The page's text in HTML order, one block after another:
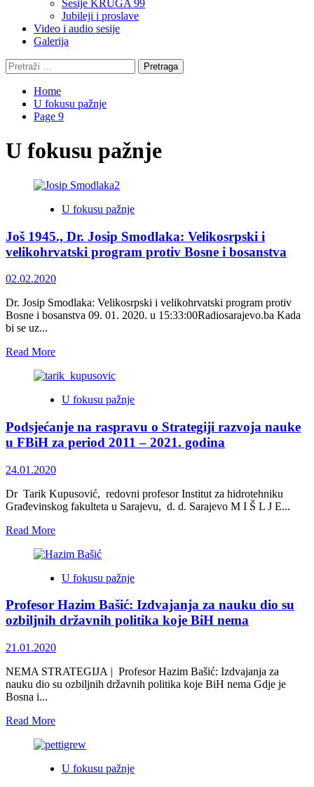
Sesije KRUGA 99
Jubileji i proslave
Video i audio sesije
Galerija
Pretraga:
Home
U fokusu pažnje
Page 9
U fokusu pažnje
U fokusu pažnje
Još 1945., Dr. Josip Smodlaka: Velikosrpski i
velikohrvatski program protiv Bosne i bosanstva
02.02.2020
Dr. Josip Smodlaka: Velikosrpski i velikohrvatski program protiv
Bosne i bosanstva 09. 01. 2020. u 15:33:00Radiosarajevo.ba Kada
bi se uz...
Read MoreRead
about
1945.,
Josip
Smodlaka:
Velikosrpski
i
velikohrvatski
program
protiv
Bosne
i
U fokusu pažnje
Podsjećanje na raspravu o Strategiji razvoja nauke
u FBiH za period 2011 – 2021. godina
24.01.2020
Dr Tarik Kupusović, redovni profesor Institut za hidrotehniku
Građevinskog fakulteta u Sarajevu, d. d. Sarajevo M I Š L J E...
Read MoreRead
about
na
Strategiji
nauke
u
FBiH
za
–
godina
U fokusu pažnje
Profesor Hazim Bašić: Izdvajanja za nauku dio su
ozbiljnih državnih politika koje BiH nema
21.01.2020
NEMA STRATEGIJA | Profesor Hazim Bašić: Izdvajanja za
nauku dio su ozbiljnih državnih politika koje BiH nema Gdje je
Bosna i...
Read MoreRead
about
Hazim
U fokusu pažnje